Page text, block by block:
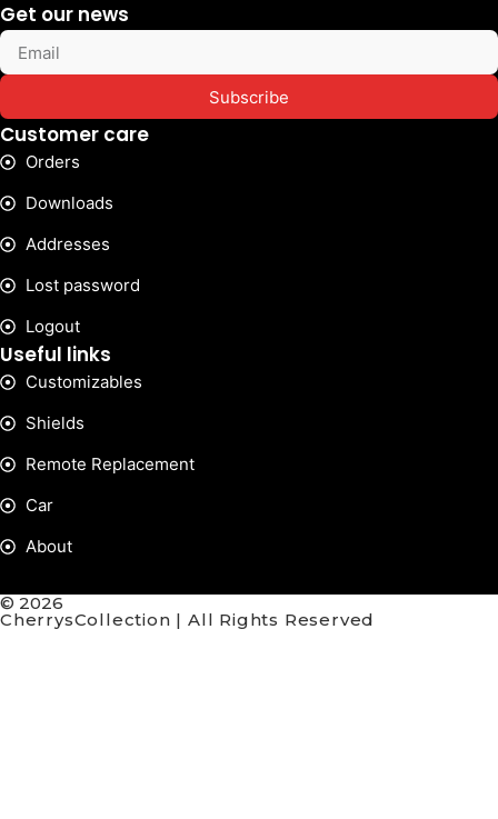
Get our news
Subscribe
Customer care
Orders
Downloads
Addresses
Lost password
Logout
Useful links
Customizables
Shields
Remote Replacement
Car
About
© 2026
CherrysCollection | All Rights Reserved